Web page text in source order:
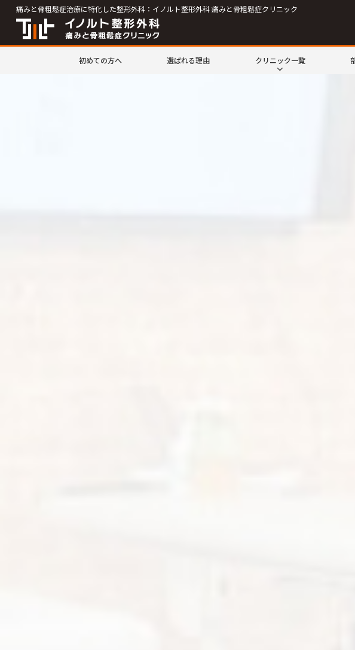
痛みと骨粗鬆症治療に特化した整形外科：イノルト整形外科 痛みと骨粗鬆症クリニック
初めての方へ 選ばれる理由 クリニック一覧